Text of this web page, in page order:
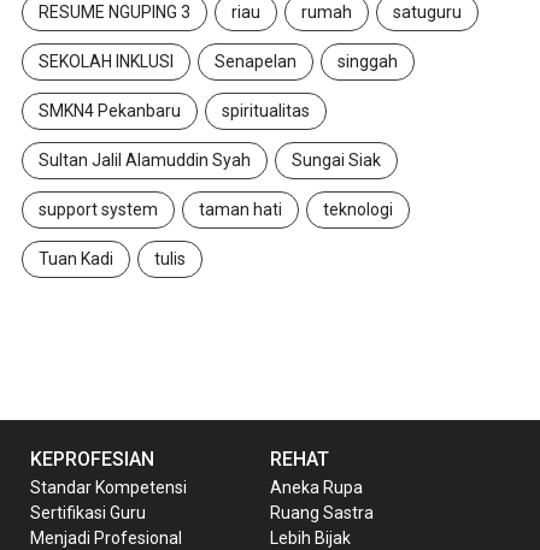
RESUME NGUPING 3 riau rumah satuguru
SEKOLAH INKLUSI Senapelan singgah
SMKN4 Pekanbaru spiritualitas
Sultan Jalil Alamuddin Syah Sungai Siak
support system taman hati teknologi
Tuan Kadi tulis
KEPROFESIAN
Standar Kompetensi
Sertifikasi Guru
Menjadi Profesional
REHAT
Aneka Rupa
Ruang Sastra
Lebih Bijak